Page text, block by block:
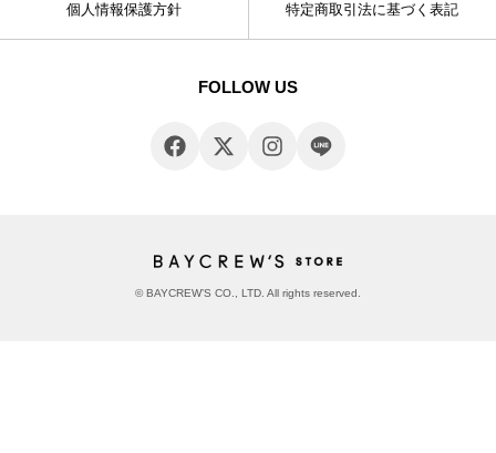
個人情報保護方針 特定商取引法に基づく表記
FOLLOW US
© BAYCREW’S CO., LTD. All rights reserved.